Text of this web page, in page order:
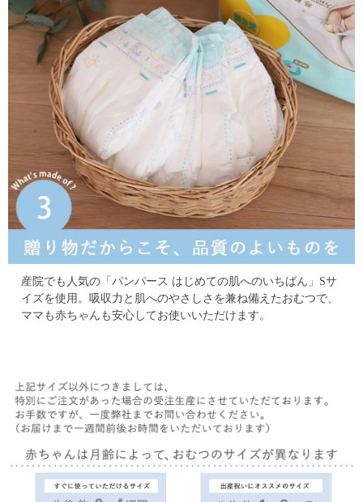
産院でも人気の「パンパース はじめての肌へのいちばん」Sサ
イズを使用。 吸収力と肌へのやさしさを兼ね備えたおむつで、
ママも赤ちゃんも安心してお使いいただけます。